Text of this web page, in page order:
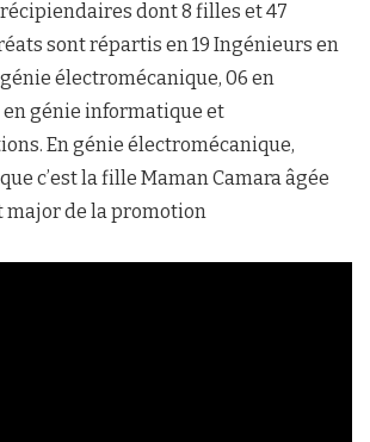
dont 8 filles et 47
sont répartis en 19 Ingénieurs en
électromécanique, 06 en
en génie informatique et
En génie électromécanique,
c’est la fille Maman Camara âgée
major de la promotion